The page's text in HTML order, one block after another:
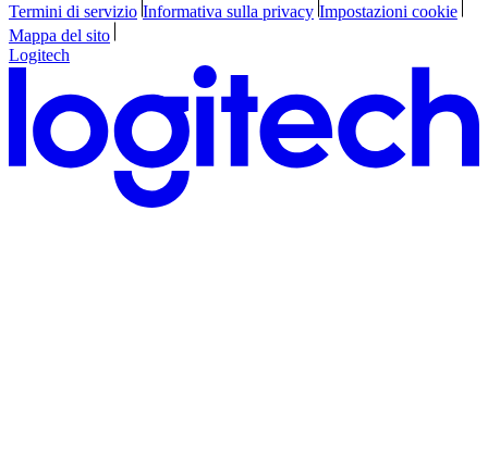
Termini di servizio Informativa sulla privacy Impostazioni cookie
Mappa del sito
Logitech